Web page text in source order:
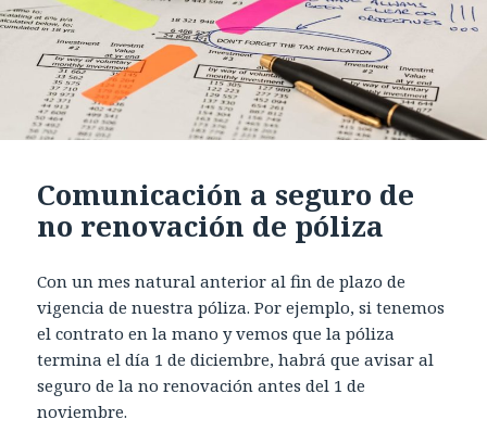
Comunicación a seguro de
no renovación de póliza
Con un mes natural anterior al fin de plazo de
vigencia de nuestra póliza. Por ejemplo, si tenemos
el contrato en la mano y vemos que la póliza
termina el día 1 de diciembre, habrá que avisar al
seguro de la no renovación antes del 1 de
noviembre.